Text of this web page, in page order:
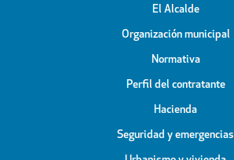
El Alcalde
Organización municipal
Normativa
Perfil del contratante
Hacienda
Seguridad y emergencias